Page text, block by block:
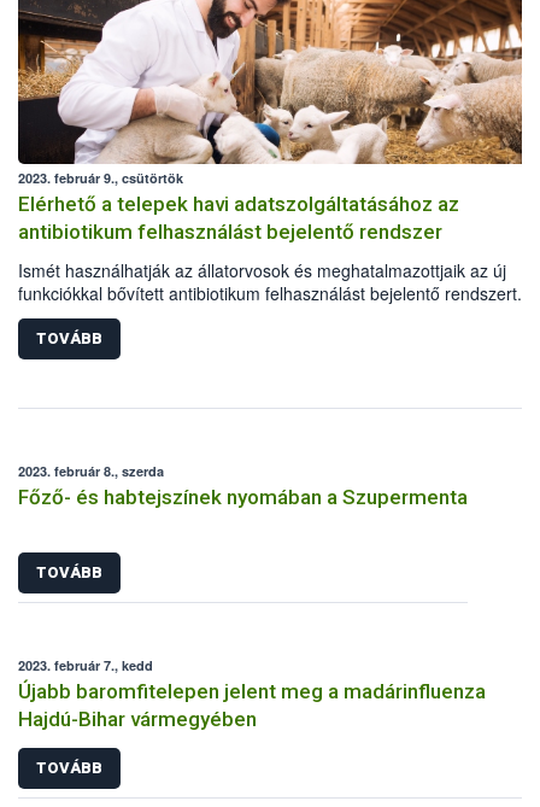
2023. február 9., csütörtök
Elérhető a telepek havi adatszolgáltatásához az
antibiotikum felhasználást bejelentő rendszer
Ismét használhatják az állatorvosok és meghatalmazottjaik az új
funkciókkal bővített antibiotikum felhasználást bejelentő rendszert.
antibiotikum-hatóanyagú állatgyógyászati készítmények
hamarosan, a fejlesztés második ütemének lezárásakor tölthetik
éves jelentésüket.
TOVÁBB
2023. február 8., szerda
Főző- és habtejszínek nyomában a Szupermenta
TOVÁBB
2023. február 7., kedd
Újabb baromfitelepen jelent meg a madárinfluenza
Hajdú-Bihar vármegyében
TOVÁBB